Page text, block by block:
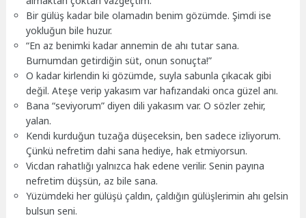
Bir gülüş kadar bile olamadın benim gözümde. Şimdi ise
yokluğun bile huzur.
“En az benimki kadar annemin de ahı tutar sana.
Burnumdan getirdiğin süt, onun sonuçta!”
O kadar kirlendin ki gözümde, suyla sabunla çıkacak gibi
değil. Ateşe verip yakasım var hafızandaki onca güzel anı.
Bana “seviyorum” diyen dili yakasım var. O sözler zehir,
yalan.
Kendi kurduğun tuzağa düşeceksin, ben sadece izliyorum.
Çünkü nefretim dahi sana hediye, hak etmiyorsun.
Vicdan rahatlığı yalnızca hak edene verilir. Senin payına
nefretim düşsün, az bile sana.
Yüzümdeki her gülüşü çaldın, çaldığın gülüşlerimin ahı gelsin
bulsun seni.